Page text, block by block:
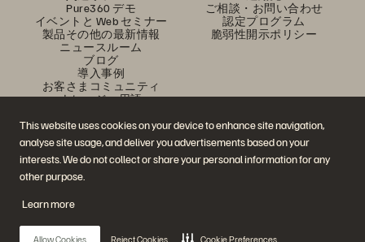
This website uses cookies on your device to enhance site navigation,
analyse site usage, and deliver you advertisements based on your
interests. We do not collect or share your personal information for any
other purpose.
Learn more
Allow Cookies Reject Cookies Cookie Preferences
Pure360 デモ
イベントと Web セミナー
製品その他の最新情報
ニュースルーム
ブログ
導入事例
お客さまコミュニティ
ナレッジ・用語
ご相談・お問い合わせ
認定プログラム
脆弱性開示ポリシー
公式 SNS
是非フォローをお願いします！
© 2026 Everpure, Inc. 無断転用は禁止されています。